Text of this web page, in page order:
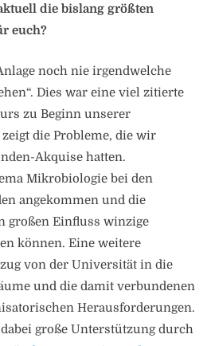
die bislang größten
euch?
noch nie irgendwelche
Dies war eine viel zitierte
zu Beginn unserer
die Probleme, die wir
Akquise hatten.
Mikrobiologie bei den
angekommen und die
großen Einfluss winzige
können. Eine weitere
von der Universität in die
und die damit verbundenen
Herausforderungen.
große Unterstützung durch